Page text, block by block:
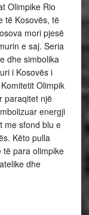
Olimpike Rio
të Kosovës, të
mori pjesë
e saj. Seria
dhe simbolika
i Kosovës i
Olimpik
paraqitet një
energji
me sfond blu e
Këto pulla
të para olimpike
dhe